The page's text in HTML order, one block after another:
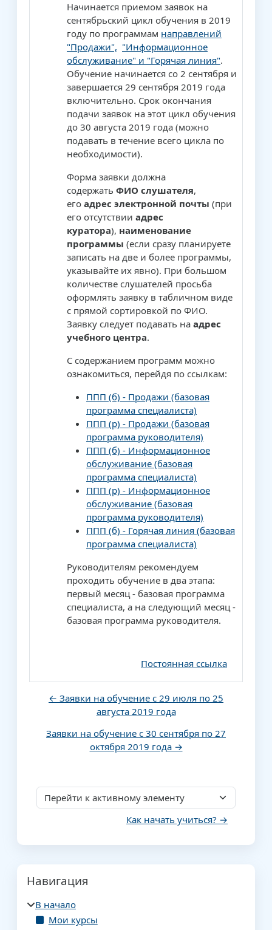
Начинается приемом заявок на
сентябрьский цикл обучения в 2019
году по программам направлений
"Продажи", "Информационное
обслуживание" и "Горячая линия".
Обучение начинается со 2 сентября и
завершается 29 сентября 2019 года
включительно. Срок окончания
подачи заявок на этот цикл обучения
до 30 августа 2019 года (можно
подавать в течение всего цикла по
необходимости).
Форма заявки должна
содержать ФИО слушателя,
его адрес электронной почты (при
его отсутствии адрес
куратора), наименование
программы (если сразу планируете
записать на две и более программы,
указывайте их явно). При большом
количестве слушателей просьба
оформлять заявку в табличном виде
с прямой сортировкой по ФИО.
Заявку следует подавать на адрес
учебного центра.
С содержанием программ можно
ознакомиться, перейдя по ссылкам:
ППП (б) - Продажи (базовая
программа специалиста)
ППП (р) - Продажи (базовая
программа руководителя)
ППП (б) - Информационное
обслуживание (базовая
программа специалиста)
ППП (р) - Информационное
обслуживание (базовая
программа руководителя)
ППП (б) - Горячая линия (базовая
программа специалиста)
Руководителям рекомендуем
проходить обучение в два этапа:
первый месяц - базовая программа
специалиста, а на следующий месяц -
базовая программа руководителя.
Постоянная ссылка
← Заявки на обучение с 29 июля по 25
августа 2019 года
Заявки на обучение с 30 сентября по 27
октября 2019 года →
Перейти к активному элементу
Как начать учиться? →
Блоки
Навигация
В начало
Мои курсы